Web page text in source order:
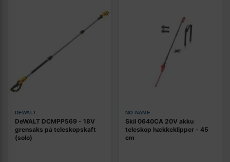
DEWALT
DeWALT DCMPP569 - 18V
grensaks på teleskopskaft
(solo)
NO NAME
Skil 0640CA 20V akku
teleskop hækkeklipper - 45
cm